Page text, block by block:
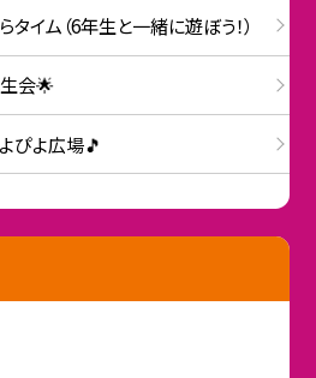
イム（6年生と一緒に遊ぼう！）
会🌟
ぴよ広場🎵